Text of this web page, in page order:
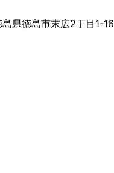
県徳島市末広2丁目1-16